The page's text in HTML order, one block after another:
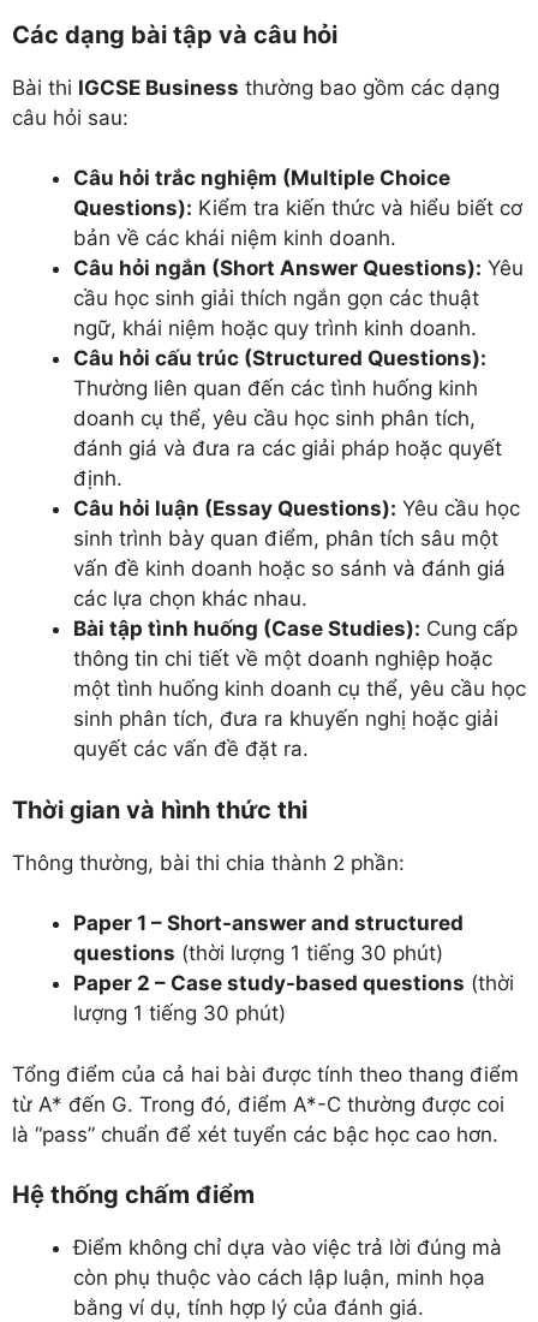
Các dạng bài tập và câu hỏi
Bài thi IGCSE Business thường bao gồm các dạng
câu hỏi sau:
Câu hỏi trắc nghiệm (Multiple Choice
Questions): Kiểm tra kiến thức và hiểu biết cơ
bản về các khái niệm kinh doanh.
Câu hỏi ngắn (Short Answer Questions): Yêu
cầu học sinh giải thích ngắn gọn các thuật
ngữ, khái niệm hoặc quy trình kinh doanh.
Câu hỏi cấu trúc (Structured Questions):
Thường liên quan đến các tình huống kinh
doanh cụ thể, yêu cầu học sinh phân tích,
đánh giá và đưa ra các giải pháp hoặc quyết
định.
Câu hỏi luận (Essay Questions): Yêu cầu học
sinh trình bày quan điểm, phân tích sâu một
vấn đề kinh doanh hoặc so sánh và đánh giá
các lựa chọn khác nhau.
Bài tập tình huống (Case Studies): Cung cấp
thông tin chi tiết về một doanh nghiệp hoặc
một tình huống kinh doanh cụ thể, yêu cầu học
sinh phân tích, đưa ra khuyến nghị hoặc giải
quyết các vấn đề đặt ra.
Thời gian và hình thức thi
Thông thường, bài thi chia thành 2 phần:
Paper 1 – Short-answer and structured
questions (thời lượng 1 tiếng 30 phút)
Paper 2 – Case study-based questions (thời
lượng 1 tiếng 30 phút)
Tổng điểm của cả hai bài được tính theo thang điểm
từ A* đến G. Trong đó, điểm A*-C thường được coi
là “pass” chuẩn để xét tuyển các bậc học cao hơn.
Hệ thống chấm điểm
Điểm không chỉ dựa vào việc trả lời đúng mà
còn phụ thuộc vào cách lập luận, minh họa
bằng ví dụ, tính hợp lý của đánh giá.